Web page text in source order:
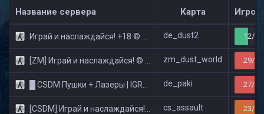
Название сервера Карта
Играй и наслаждайся! +18 © Public de_dust2 12/32
[ZM] Играй и наслаждайся! © Zombie Show zm_dust_world 29/32
█ CSDM Пушки + Лазеры | IGRAI18.RU ツ █ de_paki 27/32
[CSDM] Играй и наслаждайся! © Classic cs_assault 23/32